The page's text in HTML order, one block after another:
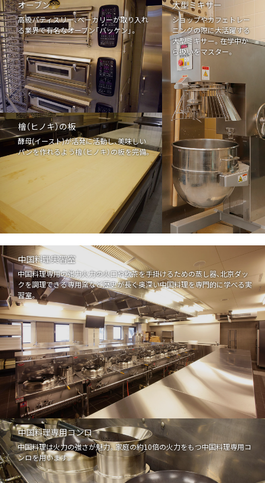
大型ミキサー
ショップやカフェトレー
ニングの際に大活躍する
大型ミキサー。在学中か
ら扱いをマスター。
オーブン
高級パティスリー、ベーカリーが取り入れ
る業界で有名なオーブン「バッケン」。
檜（ヒノキ）の板
酵母(イースト)が活発に活動し、美味しい
パンを作れるよう檜（ヒノキ）の板を完備。
中国料理専用コンロ
中国料理は火力の強さが魅力。家庭の約10倍の火力をもつ中国料理専用コ
ンロを用います。
中国料理実習室
中国料理専用の強力火力の火口や飲茶を手掛けるための蒸し器、北京ダッ
クを調理できる専用窯など歴史が長く奥深い中国料理を専門的に学べる実
習室。